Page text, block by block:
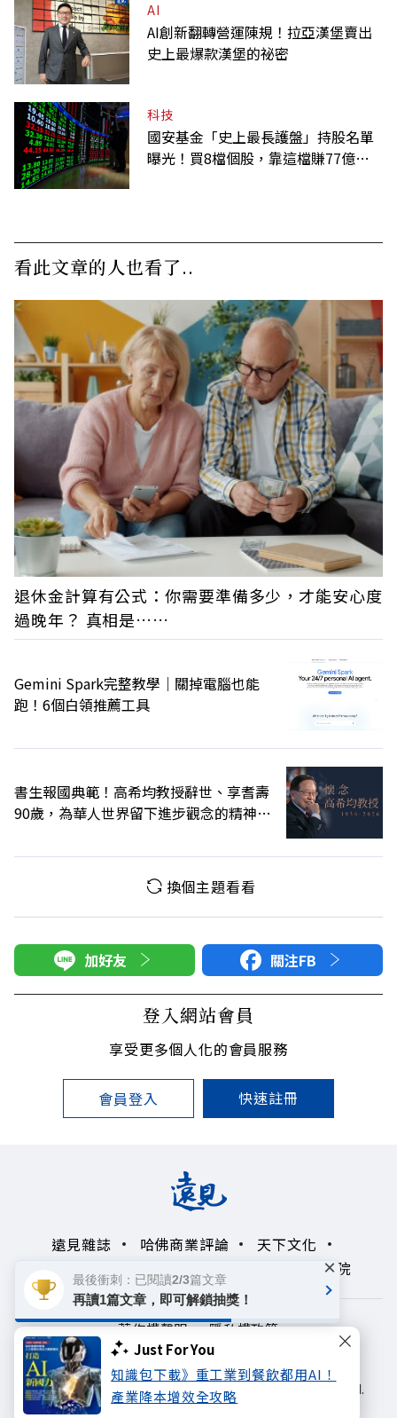
Just For You
知識包下載》重工業到餐飲都用AI！
產業降本增效全攻略
AI
AI創新翻轉營運陳規！拉亞漢堡賣出
史上最爆款漢堡的祕密
科技
國安基金「史上最長護盤」持股名單
曝光！買8檔個股，靠這檔賺77億最
看此文章的人也看了..
退休金計算有公式：你需要準備多少，才能安心度
過晚年？ 真相是……
Gemini Spark完整教學｜關掉電腦也能
跑！6個白領推薦工具
書生報國典範！高希均教授辭世、享耆壽
90歲，為華人世界留下進步觀念的精神遺
換個主題看看
加好友 關注FB
登入網站會員
享受更多個人化的會員服務
會員登入 快速註冊
遠見雜誌 哈佛商業評論
天下文化
未來親子學習平台
領導影響力學院
著作權聲明
隱私權政策
Copyright© 1999~2026
遠見天下文化出版股份有限公司. All rights reserved.
最後衝刺：已閱讀2/3篇文章
再讀1篇文章，即可解鎖抽獎！
×